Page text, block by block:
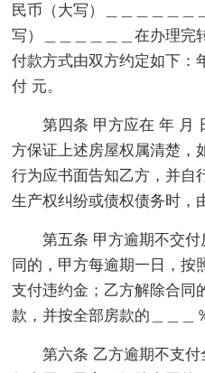
民币（大写）＿＿＿＿＿＿
写）＿＿＿＿＿＿在办理完
付款方式由双方约定如下：
付 元。
第四条 甲方应在 年 月
方保证上述房屋权属清楚，
行为应书面告知乙方，并自
生产权纠纷或债权债务时，
第五条 甲方逾期不交
同的，甲方每逾期一日，按
支付违约金；乙方解除合同
款，并按全部房款的＿＿＿
第六条 乙方逾期不支